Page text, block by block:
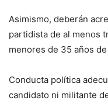
Asimismo, deberán
partidista de al menos
menores de 35 años
Conducta política
candidato ni militante